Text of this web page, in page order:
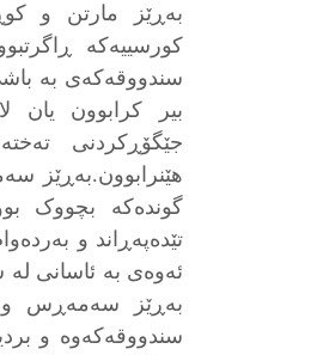
بەڕێز مارتن و
کورسییەکە
سندووقەکەی بە
بیر کرابوون یان
جێگۆڕکردنی
هێنرابوون.بەڕێز
گوندەکە بچووک
تێدەپەڕاند و
ئەوەی بە ئاسانی
بەڕێز سەمەڕس و
سندووقەکەوە و